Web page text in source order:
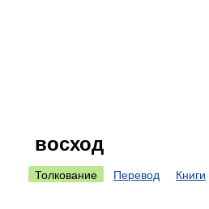
восход
Толкование Перевод Книги